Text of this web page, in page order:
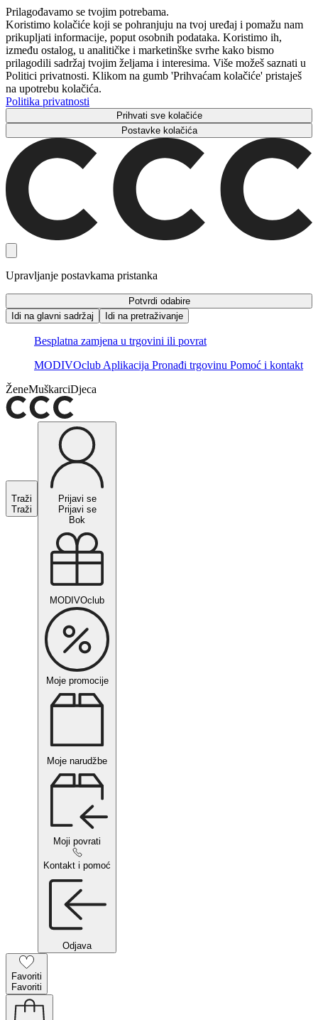
Prilagođavamo se tvojim potrebama.
Koristimo kolačiće koji se pohranjuju na tvoj uređaj i pomažu nam
prikupljati informacije, poput osobnih podataka. Koristimo ih,
između ostalog, u analitičke i marketinške svrhe kako bismo
prilagodili sadržaj tvojim željama i interesima. Više možeš saznati u
Politici privatnosti. Klikom na gumb 'Prihvaćam kolačiće' pristaješ
na upotrebu kolačića.
Politika privatnosti
Prihvati sve kolačiće
Postavke kolačića
Upravljanje postavkama pristanka
Potvrdi odabire
Idi na glavni sadržaj
Idi na pretraživanje
Besplatna zamjena u trgovini ili povrat
MODIVOclub Aplikacija Pronađi trgovinu Pomoć i kontakt
ŽeneMuškarciDjeca
Traži
Traži
Prijavi se
Prijavi se
Bok
MODIVOclub
Moje promocije
Moje narudžbe
Moji povrati
Kontakt i pomoć
Odjava
Favoriti
Favoriti